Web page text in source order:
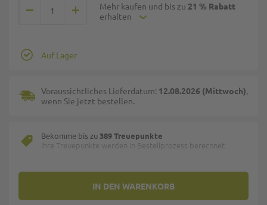
Mehr kaufen und bis zu 21 % Rabatt
erhalten
IN DEN WARENKORB
Auf Lager
Voraussichtliches Lieferdatum: 12.08.2026 (Mittwoch),
wenn Sie jetzt bestellen.
Bekomme bis zu 389 Treuepunkte
Ihre Treuepunkte werden in Bestellprozess berechnet.